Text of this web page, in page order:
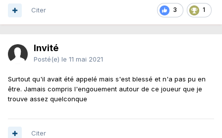
3 1
Citer
Invité
Posté(e) le 11 mai 2021
Surtout qu'il avait été appelé mais s'est blessé et n'a pas pu en
être. Jamais compris l'engouement autour de ce joueur que je
trouve assez quelconque
Citer